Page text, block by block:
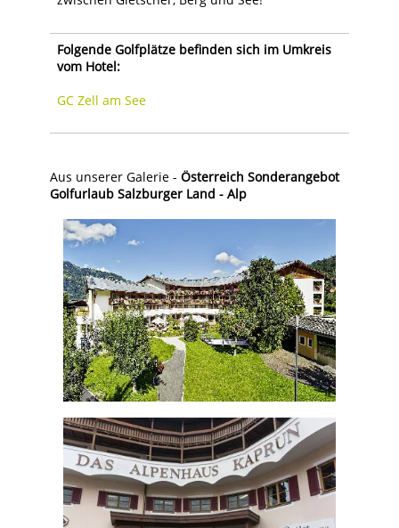
Folgende Golfplätze befinden sich im Umkreis
vom Hotel:
GC Zell am See
Aus unserer Galerie - Österreich Sonderangebot
Golfurlaub Salzburger Land - Alp